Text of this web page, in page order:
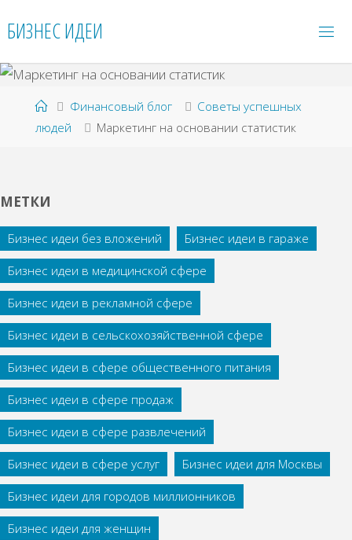
БИЗНЕС ИДЕИ
ГлавнаяФинансовый блог
Советы успешных
людей
Маркетинг на основании статистик
МЕТКИ
Бизнес идеи без вложений
Бизнес идеи в гараже
Бизнес идеи в медицинской сфере
Бизнес идеи в рекламной сфере
Бизнес идеи в сельскохозяйственной сфере
Бизнес идеи в сфере общественного питания
Бизнес идеи в сфере продаж
Бизнес идеи в сфере развлечений
Бизнес идеи в сфере услуг
Бизнес идеи для Москвы
Бизнес идеи для городов миллионников
Бизнес идеи для женщин